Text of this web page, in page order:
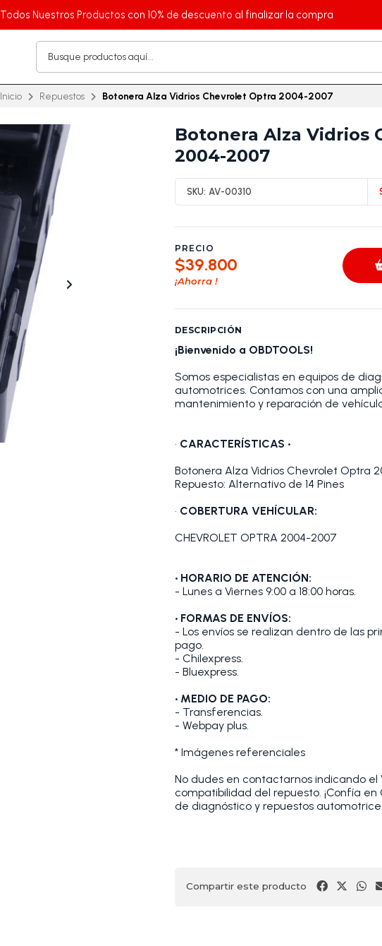
Todos Nuestros Productos con 10% de descuento al finalizar la compra
Inicio Repuestos Botonera Alza Vidrios Chevrolet Optra 2004-2007
Botonera Alza Vidrios
2004-2007
SKU: AV-00310
PRECIO
$39.800
¡Ahorra !
DESCRIPCIÓN
¡Bienvenido a OBDTOOLS!
Somos especialistas en equipos de
automotrices. Contamos con una
mantenimiento y reparación de
• CARACTERÍSTICAS •
Botonera Alza Vidrios Chevrolet Optra
Repuesto: Alternativo de 14 Pines
• COBERTURA VEHÍCULAR:
CHEVROLET OPTRA 2004-2007
• HORARIO DE ATENCIÓN:
- Lunes a Viernes 9:00 a 18:00 horas.
• FORMAS DE ENVÍOS:
- Los envíos se realizan dentro de las
pago.
- Chilexpress.
- Bluexpress.
• MEDIO DE PAGO:
- Transferencias.
- Webpay plus.
* Imágenes referenciales
No dudes en contactarnos indicando el
compatibilidad del repuesto. ¡Confía
de diagnóstico y repuestos
Compartir este producto